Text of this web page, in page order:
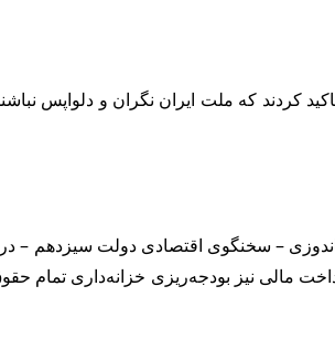
که ملت ایران نگران و دلواپس
– سخنگوی اقتصادی دولت سیزدهم –
مالی نیز بودجه‌ریزی خزانه‌داری تمام